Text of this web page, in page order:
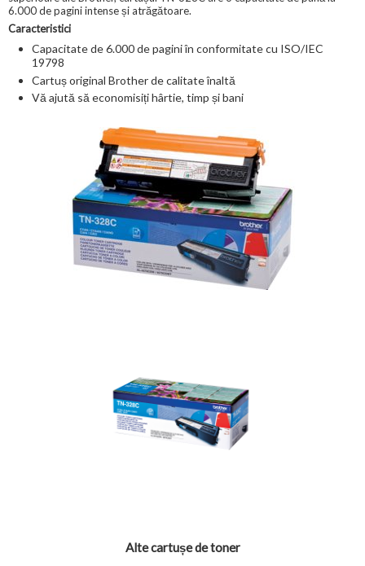
6.000 de pagini intense și atrăgătoare.
Caracteristici
Capacitate de 6.000 de pagini în conformitate cu ISO/IEC
19798
Cartuș original Brother de calitate înaltă
Vă ajută să economisiți hârtie, timp și bani
Alte cartușe de toner